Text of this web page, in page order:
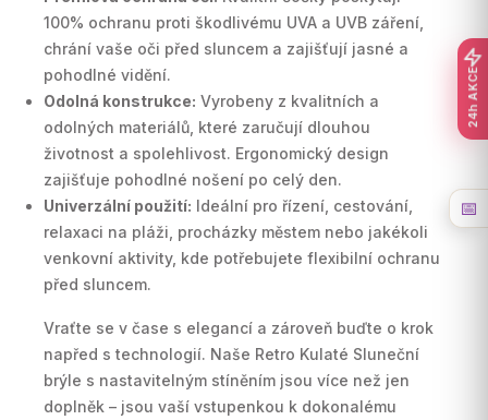
100% ochranu proti škodlivému UVA a UVB záření,
chrání vaše oči před sluncem a zajišťují jasné a
pohodlné vidění.
Odolná konstrukce: Vyrobeny z kvalitních a
odolných materiálů, které zaručují dlouhou
životnost a spolehlivost. Ergonomický design
zajišťuje pohodlné nošení po celý den.
Univerzální použití: Ideální pro řízení, cestování,
relaxaci na pláži, procházky městem nebo jakékoli
venkovní aktivity, kde potřebujete flexibilní ochranu
před sluncem.
Vraťte se v čase s elegancí a zároveň buďte o krok
napřed s technologií. Naše Retro Kulaté Sluneční
brýle s nastavitelným stíněním jsou více než jen
doplněk – jsou vaší vstupenkou k dokonalému
24h AKCE
📅